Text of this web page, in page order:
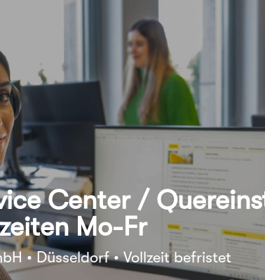
Center /
Mo-Fr
• Düsseldorf • Vollzeit befristet